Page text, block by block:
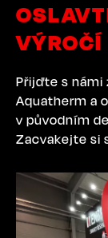
VÝROČÍ
Přijďte s námi
Aquatherm a
v původním
Zacvakejte si